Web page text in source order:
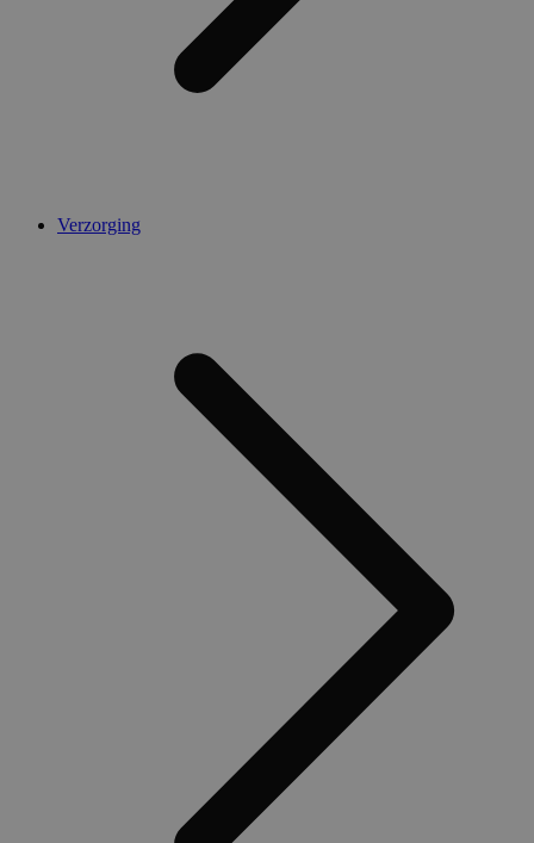
Verzorging